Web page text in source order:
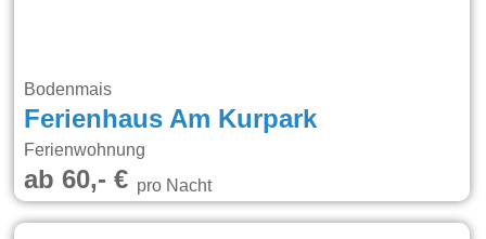
Bodenmais
Ferienhaus Am Kurpark
Ferienwohnung
ab 60,- €pro Nacht